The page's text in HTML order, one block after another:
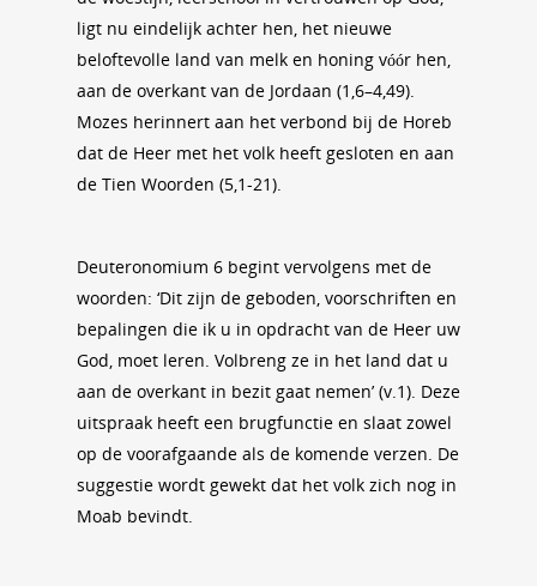
ligt nu eindelijk achter hen, het nieuwe
beloftevolle land van melk en honing vóór hen,
aan de overkant van de Jordaan (1,6–4,49).
Mozes herinnert aan het verbond bij de Horeb
dat de Heer met het volk heeft gesloten en aan
de Tien Woorden (5,1-21).
Deuteronomium 6 begint vervolgens met de
woorden: ‘Dit zijn de geboden, voorschriften en
bepalingen die ik u in opdracht van de Heer uw
God, moet leren. Volbreng ze in het land dat u
aan de overkant in bezit gaat nemen’ (v.1). Deze
uitspraak heeft een brugfunctie en slaat zowel
op de voorafgaande als de komende verzen. De
suggestie wordt gewekt dat het volk zich nog in
Moab bevindt.